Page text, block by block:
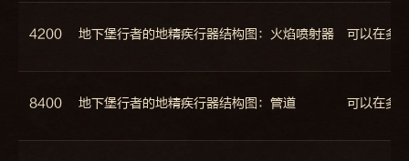
4200 地下堡行者的地精疾行器结构图：火焰喷射器 可以在多
8400 地下堡行者的地精疾行器结构图：管道 可以在多